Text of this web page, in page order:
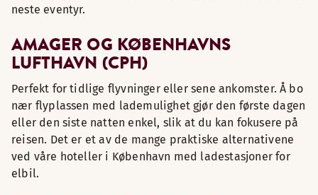
neste eventyr.
AMAGER OG KØBENHAVNS
LUFTHAVN (CPH)
Perfekt for tidlige flyvninger eller sene ankomster. Å bo
nær flyplassen med lademulighet gjør den første dagen
eller den siste natten enkel, slik at du kan fokusere på
reisen. Det er et av de mange praktiske alternativene
ved våre hoteller i København med ladestasjoner for
elbil.